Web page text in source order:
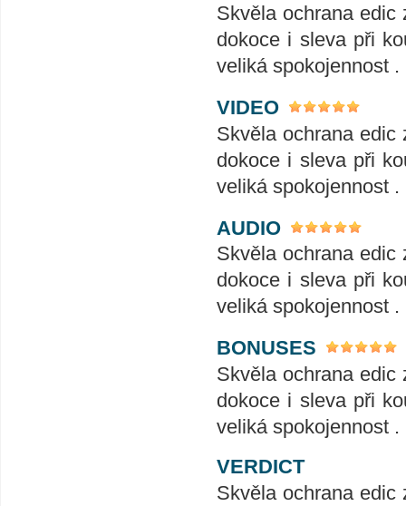
Skvěla ochrana edic
dokoce i sleva při
veliká spokojennost .
VIDEO
Skvěla ochrana edic
dokoce i sleva při
veliká spokojennost .
AUDIO
Skvěla ochrana edic
dokoce i sleva při
veliká spokojennost .
BONUSES
Skvěla ochrana edic
dokoce i sleva při
veliká spokojennost .
VERDICT
Skvěla ochrana edic